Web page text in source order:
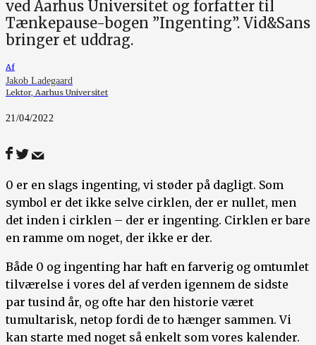
ved Aarhus Universitet og forfatter til
Tænkepause-bogen ”Ingenting”. Vid&Sans
bringer et uddrag.
Af
Jakob Ladegaard
Lektor, Aarhus Universitet
21/04/2022
0 er en slags ingenting, vi støder på dagligt. Som
symbol er det ikke selve cirklen, der er nullet, men
det inden i cirklen – der er ingenting. Cirklen er bare
en ramme om noget, der ikke er der.
Både 0 og ingenting har haft en farverig og omtumlet
tilværelse i vores del af verden igennem de sidste
par tusind år, og ofte har den historie været
tumultarisk, netop fordi de to hænger sammen. Vi
kan starte med noget så enkelt som vores kalender.